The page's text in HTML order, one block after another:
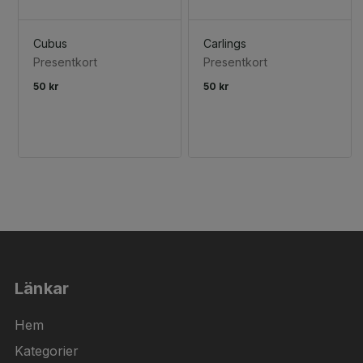
Cubus
Presentkort
50 kr
Carlings
Presentkort
50 kr
Länkar
Hem
Kategorier